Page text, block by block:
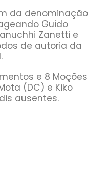
da denominação
Guido
Zanetti e
de autoria da
e 8 Moções
(DC) e Kiko
ausentes.